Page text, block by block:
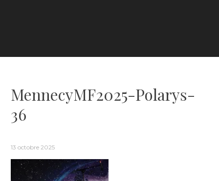
MennecyMF2025-Polarys-
36
13 octobre 2025